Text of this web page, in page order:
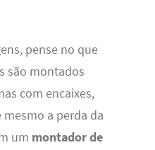
pense no que
são montados
com encaixes,
mesmo a perda da
um montador de